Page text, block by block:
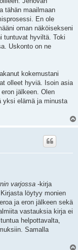
tähän maailmaan
En ole
oman näköisekseni
tuntuvat hyviltä. Toki
Uskonto on ne
kokemustani
olleet hyviä. Isoin asia
jälkeen. Olen
yksi elämä ja minusta
varjossa -kirja
löytyy monien
ja eron jälkeen sekä
vastauksia kirja ei
helpottavalta,
Samalla